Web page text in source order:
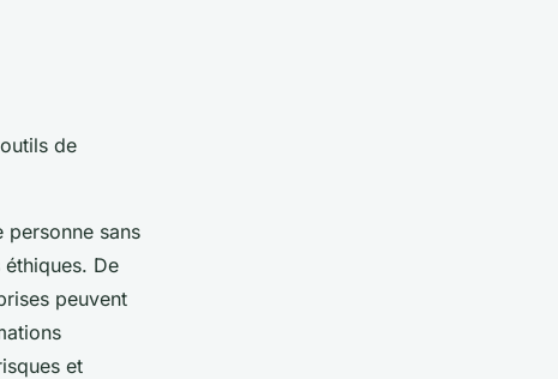
de
personne sans
De
peuvent
et